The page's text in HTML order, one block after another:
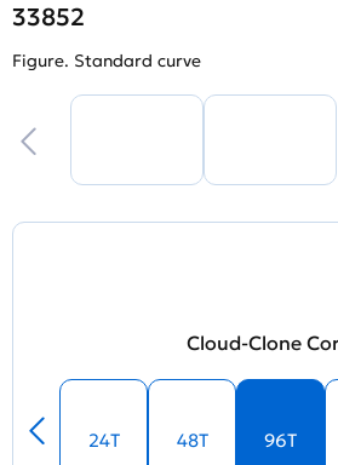
33852
Figure. Standard curve
Cloud-Clone
24T 48T 96T